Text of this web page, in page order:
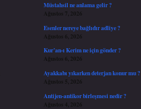
Müstahsil ne anlama gelir ?
Ağustos 7, 2026
Esenler nereye bağlıdır adliye ?
Ağustos 6, 2026
Kur’an-ı Kerim ne için gönder ?
Ağustos 6, 2026
Ayakkabı yıkarken deterjan konur mu ?
Ağustos 5, 2026
Antijen-antikor birleşmesi nedir ?
Ağustos 4, 2026